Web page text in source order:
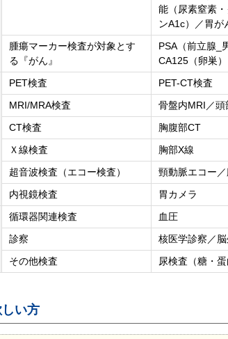
能（尿素窒素
ンA1c）／胃が
腫瘍マーカー検査が対象とす
る『がん』
PSA（前立腺_
CA125（卵巣）
PET検査
PET-CT検査
MRI/MRA検査
骨盤内MRI／
CT検査
胸腹部CT
Ｘ線検査
胸部X線
超音波検査（エコー検査）
頸動脈エコー
内視鏡検査
胃カメラ
循環器関連検査
血圧
診察
核医学診察／
その他検査
尿検査（糖・
い方